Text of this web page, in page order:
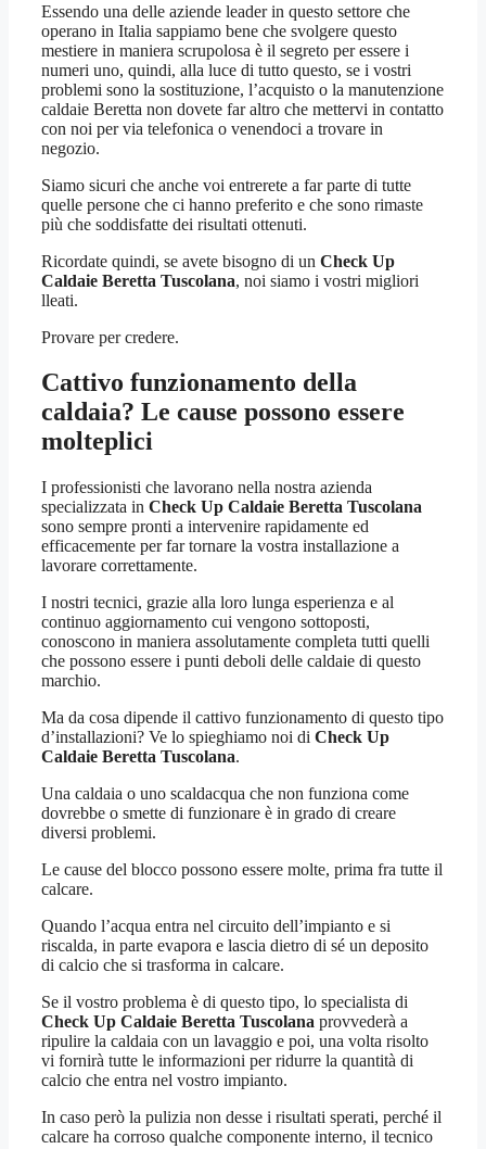
Essendo una delle aziende leader in questo settore che
operano in Italia sappiamo bene che svolgere questo
mestiere in maniera scrupolosa è il segreto per essere i
numeri uno, quindi, alla luce di tutto questo, se i vostri
problemi sono la sostituzione, l’acquisto o la manutenzione
caldaie Beretta non dovete far altro che mettervi in contatto
con noi per via telefonica o venendoci a trovare in
negozio.
Siamo sicuri che anche voi entrerete a far parte di tutte
quelle persone che ci hanno preferito e che sono rimaste
più che soddisfatte dei risultati ottenuti.
Ricordate quindi, se avete bisogno di un Check Up
Caldaie Beretta Tuscolana, noi siamo i vostri migliori
lleati.
Provare per credere.
Cattivo funzionamento della
caldaia? Le cause possono essere
molteplici
I professionisti che lavorano nella nostra azienda
specializzata in Check Up Caldaie Beretta Tuscolana
sono sempre pronti a intervenire rapidamente ed
efficacemente per far tornare la vostra installazione a
lavorare correttamente.
I nostri tecnici, grazie alla loro lunga esperienza e al
continuo aggiornamento cui vengono sottoposti,
conoscono in maniera assolutamente completa tutti quelli
che possono essere i punti deboli delle caldaie di questo
marchio.
Ma da cosa dipende il cattivo funzionamento di questo tipo
d’installazioni? Ve lo spieghiamo noi di Check Up
Caldaie Beretta Tuscolana.
Una caldaia o uno scaldacqua che non funziona come
dovrebbe o smette di funzionare è in grado di creare
diversi problemi.
Le cause del blocco possono essere molte, prima fra tutte il
calcare.
Quando l’acqua entra nel circuito dell’impianto e si
riscalda, in parte evapora e lascia dietro di sé un deposito
di calcio che si trasforma in calcare.
Se il vostro problema è di questo tipo, lo specialista di
Check Up Caldaie Beretta Tuscolana provvederà a
ripulire la caldaia con un lavaggio e poi, una volta risolto
vi fornirà tutte le informazioni per ridurre la quantità di
calcio che entra nel vostro impianto.
In caso però la pulizia non desse i risultati sperati, perché il
calcare ha corroso qualche componente interno, il tecnico